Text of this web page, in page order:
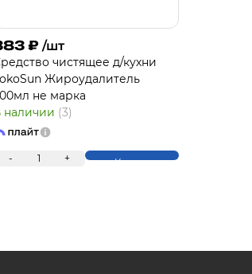
₽ /шт
чистящее д/кухни
Жироудалитель
не марка
наличии (3)
- 1 + Купить